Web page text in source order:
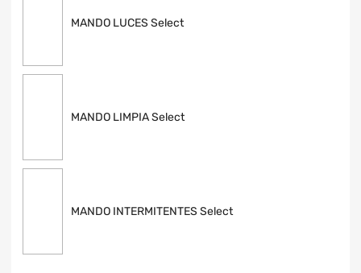
MANDO LUCES Select
MANDO LIMPIA Select
MANDO INTERMITENTES Select